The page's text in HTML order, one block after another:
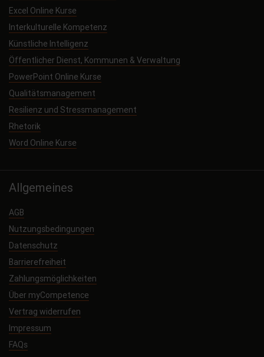
Excel Online Kurse
Interkulturelle Kompetenz
Künstliche Intelligenz
Öffentlicher Dienst, Kommunen & Verwaltung
PowerPoint Online Kurse
Qualitätsmanagement
Resilienz und Stressmanagement
Rhetorik
Word Online Kurse
Allgemeines
AGB
Nutzungsbedingungen
Datenschutz
Barrierefreiheit
Zahlungsmöglichkeiten
Über myCompetence
Vertrag widerrufen
Impressum
FAQs